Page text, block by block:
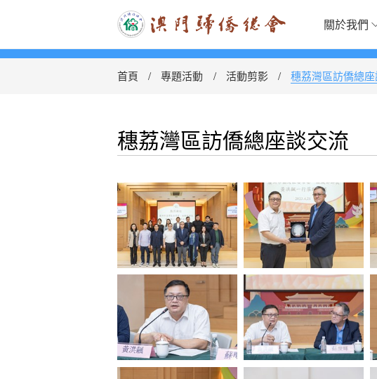
關於我們
首頁 專題活動 活動剪影 穗荔灣區訪僑總
穗荔灣區訪僑總座談交流